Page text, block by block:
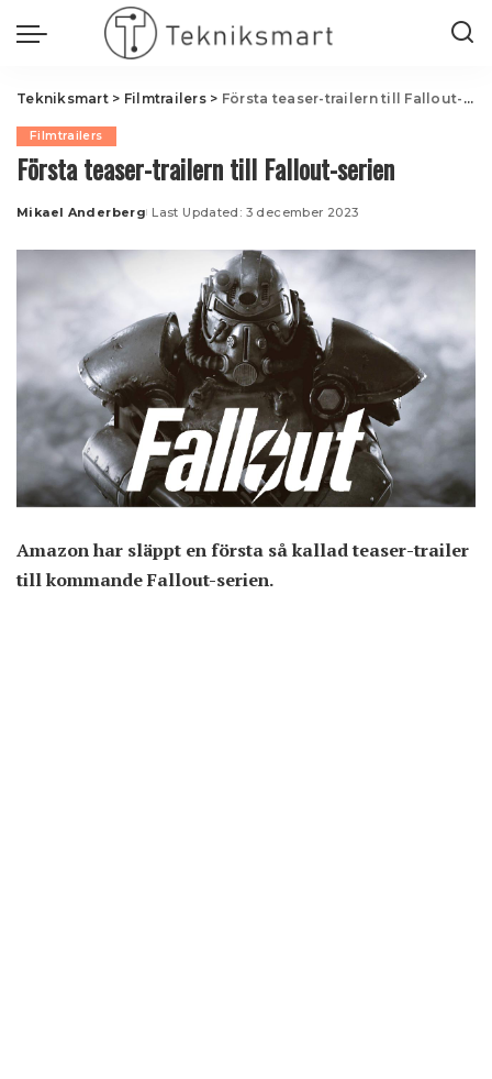
Tekniksmart> Filmtrailers > Första teaser-trailern till Fallout-serien
Filmtrailers
Första teaser-trailern till Fallout-serien
Posted
Mikael Anderberg Last Updated: 3 december 2023
Amazon har släppt en första så kallad teaser-trailer
till kommande Fallout-serien.